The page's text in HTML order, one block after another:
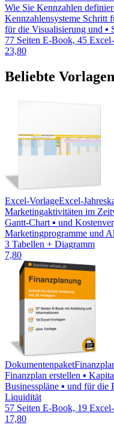
Wie Sie Kennzahlen
Kennzahlensysteme Schritt
für die Visualisierung und ▪
77 Seiten E-Book, 45
23,80
Beliebte Vorlagen
Excel-VorlageExcel-
Marketingaktivitäten im
Gantt-Chart ▪ und
Marketingprogramme und
3 Tabellen + Diagramm
7,80
Dokumentenpaket
Finanzplan erstellen ▪
Businesspläne ▪ und für
Liquidität
57 Seiten E-Book, 19
17,80